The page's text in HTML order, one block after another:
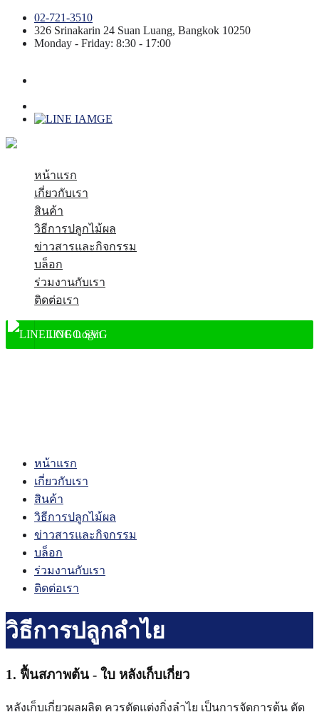
02-721-3510
326 Srinakarin 24 Suan Luang, Bangkok 10250
Monday - Friday: 8:30 - 17:00
หน้าแรก
เกี่ยวกับเรา
สินค้า
วิธีการปลูกไม้ผล
ข่าวสารและกิจกรรม
บล็อก
ร่วมงานกับเรา
ติดต่อเรา
LINE Login
หน้าแรก
เกี่ยวกับเรา
สินค้า
วิธีการปลูกไม้ผล
ข่าวสารและกิจกรรม
บล็อก
ร่วมงานกับเรา
ติดต่อเรา
วิธีการปลูกลำไย
1. ฟื้นสภาพต้น - ใบ หลังเก็บเกี่ยว
หลังเก็บเกี่ยวผลผลิต ควรตัดแต่งกิ่งลำไย เป็นการจัดการต้น ตัด